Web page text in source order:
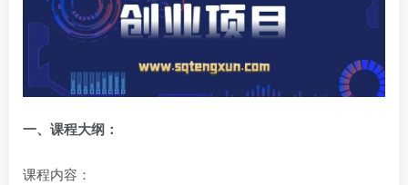
一、 课程大纲：
课程内容：